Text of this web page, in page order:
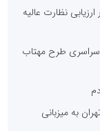
نظارت عالیه
سراسری طرح مهتاب
به میزبانی